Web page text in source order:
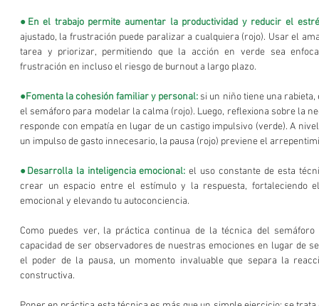
●En el trabajo permite aumentar la productividad y reducir el
ajustado, la frustración puede paralizar a cualquiera (rojo). Usar el
tarea y priorizar, permitiendo que la acción en verde sea
frustración en incluso el riesgo de burnout a largo plazo.
●Fomenta la cohesión familiar y personal: si un niño tiene una
el semáforo para modelar la calma (rojo). Luego, reflexiona sobre la
responde con empatía en lugar de un castigo impulsivo (verde). A
un impulso de gasto innecesario, la pausa (rojo) previene el
●Desarrolla la inteligencia emocional: el uso constante de esta
crear un espacio entre el estímulo y la respuesta, fortaleciendo
emocional y elevando tu autoconciencia.
Como puedes ver, la práctica continua de la técnica del
capacidad de ser observadores de nuestras emociones en lugar de
el poder de la pausa, un momento invaluable que separa la
constructiva.